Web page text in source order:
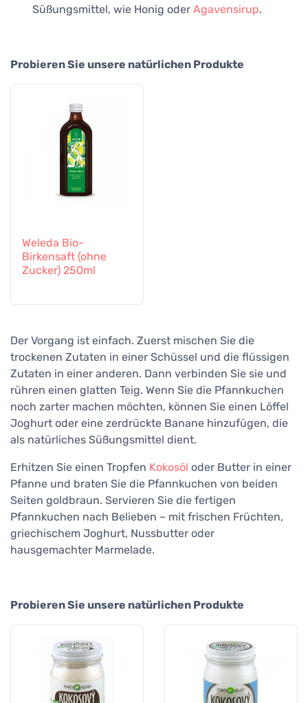
Süßungsmittel, wie Honig oder Agavensirup.
Probieren Sie unsere natürlichen Produkte
Weleda Bio-
Birkensaft (ohne
Zucker) 250ml
Der Vorgang ist einfach. Zuerst mischen Sie die
trockenen Zutaten in einer Schüssel und die flüssigen
Zutaten in einer anderen. Dann verbinden Sie sie und
rühren einen glatten Teig. Wenn Sie die Pfannkuchen
noch zarter machen möchten, können Sie einen Löffel
Joghurt oder eine zerdrückte Banane hinzufügen, die
als natürliches Süßungsmittel dient.
Erhitzen Sie einen Tropfen Kokosöl oder Butter in einer
Pfanne und braten Sie die Pfannkuchen von beiden
Seiten goldbraun. Servieren Sie die fertigen
Pfannkuchen nach Belieben – mit frischen Früchten,
griechischem Joghurt, Nussbutter oder
hausgemachter Marmelade.
Probieren Sie unsere natürlichen Produkte